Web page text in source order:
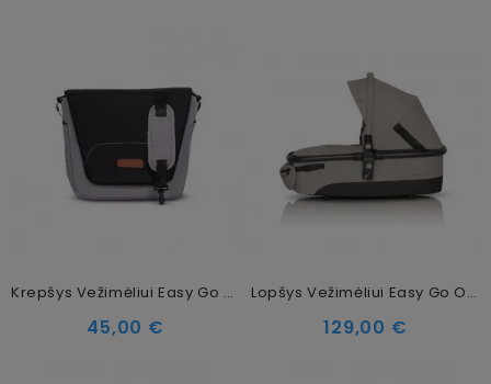
Krepšys Vežimėliui Easy Go Optimo Air Grey Fox
45,00 €
Lopšys Vežimėliui Easy Go Optimo / Soul Taupe
129,00 €